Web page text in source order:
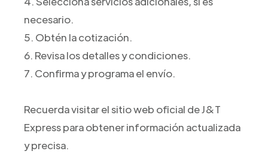
necesario.
5. Obtén la cotización.
6. Revisa los detalles y condiciones.
7. Confirma y programa el envío.
Recuerda visitar el sitio web oficial de J&T
Express para obtener información actualizada
y precisa.